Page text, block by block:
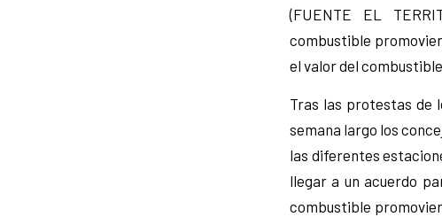
(FUENTE EL
combustible
el valor del
Tras las protestas de
semana largo los
las diferentes
llegar a un acuerdo
combustible